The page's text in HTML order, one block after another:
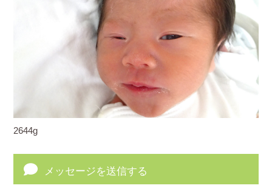
2644g
メッセージを送信する